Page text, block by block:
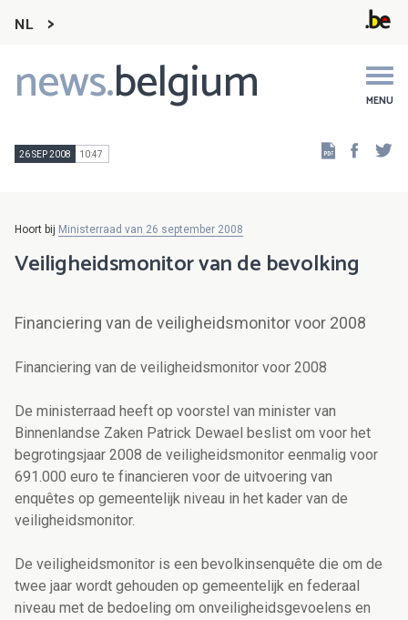
NL
news.belgium MENU
Main
navigation
26 SEP 2008 10:47
Hoort bij Ministerraad van 26 september 2008
Veiligheidsmonitor van de bevolking
Financiering van de veiligheidsmonitor voor 2008
Financiering van de veiligheidsmonitor voor 2008
De ministerraad heeft op voorstel van minister van
Binnenlandse Zaken Patrick Dewael beslist om voor het
begrotingsjaar 2008 de veiligheidsmonitor eenmalig voor
691.000 euro te financieren voor de uitvoering van
enquêtes op gemeentelijk niveau in het kader van de
veiligheidsmonitor.
De veiligheidsmonitor is een bevolkinsenquête die om de
twee jaar wordt gehouden op gemeentelijk en federaal
niveau met de bedoeling om onveiligheidsgevoelens en